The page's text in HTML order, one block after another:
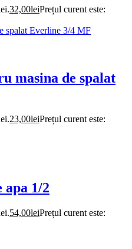
32,00leiPrețul curent este:
masina de spalat
23,00leiPrețul curent este:
apa 1/2
54,00leiPrețul curent este: